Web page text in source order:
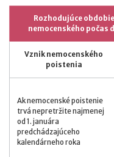
Rozhodujúce
nemocenského počas
Vznik nemocenského
poistenia
Ak nemocenské poistenie
trvá nepretržite najmenej
od 1. januára
predchádzajúceho
kalendárneho roka